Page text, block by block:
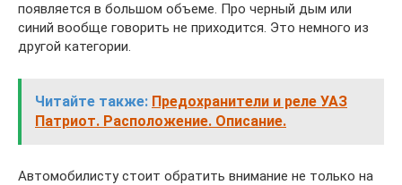
появляется в большом объеме. Про черный дым или
синий вообще говорить не приходится. Это немного из
другой категории.
Читайте также: Предохранители и реле УАЗ
Патриот. Расположение. Описание.
Автомобилисту стоит обратить внимание не только на